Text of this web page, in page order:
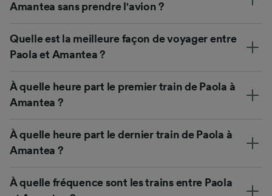
Amantea sans prendre l'avion ?
Quelle est la meilleure façon de voyager entre
Paola et Amantea ?
À quelle heure part le premier train de Paola à
Amantea ?
À quelle heure part le dernier train de Paola à
Amantea ?
À quelle fréquence sont les trains entre Paola